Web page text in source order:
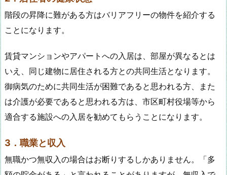
階段の昇降に難がある方はバリアフリーの物件を紹介する
ことになります。
賃貸マンションやアパートへの入居は、部屋が異なるとは
いえ、同じ建物に居住される方との共同生活となります。
御病気のために共同生活が困難であると思われる方、また
は介護が必要であると思われる方は、市区町村役場等から
適合する施設への入居を勧めてもらうことになります。
3．職業と収入
無職かつ無収入の場合はお断りするしかありません。「多